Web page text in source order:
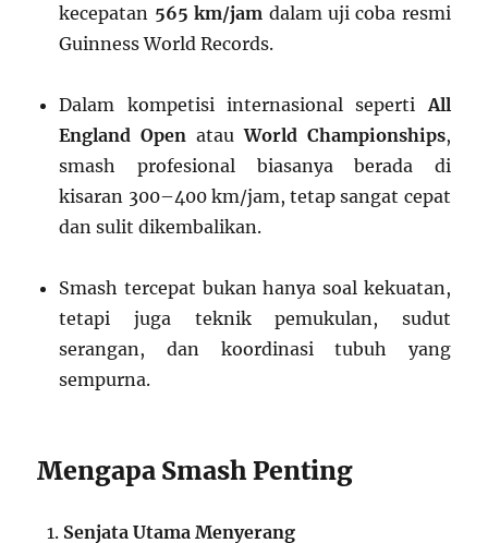
kecepatan 565 km/jam dalam uji coba resmi
Guinness World Records.
Dalam kompetisi internasional seperti All
England Open atauWorld Championships,
smash profesional biasanya berada di
kisaran 300–400 km/jam, tetap sangat cepat
dan sulit dikembalikan.
Smash tercepat bukan hanya soal kekuatan,
tetapi juga teknik pemukulan, sudut
serangan, dan koordinasi tubuh yang
sempurna.
Mengapa Smash Penting
Senjata Utama Menyerang